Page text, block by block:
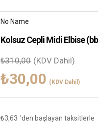
No Name
Kolsuz Cepli Midi Elbise
₺310,00 (KDV Dahil)
₺30,00 (KDV Dahil)
₺3,63 'den başlayan taksitlerle